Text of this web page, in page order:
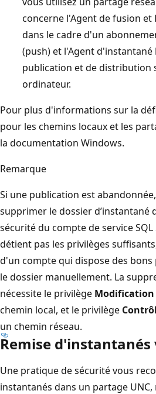
concerne l'Agent de fusion
dans le cadre d'un
(push) et l'Agent
publication et de distribution
ordinateur.
Pour plus d'informations sur la
pour les chemins locaux et les
la documentation Windows.
Remarque
Si une publication est
supprimer le dossier d’instantané
sécurité du compte de service SQL
détient pas les privilèges
d'un compte qui dispose des
le dossier manuellement. La
nécessite le privilège Modification
chemin local, et le privilège
un chemin réseau.
Remise d'instantanés
Une pratique de sécurité vous
instantanés dans un partage